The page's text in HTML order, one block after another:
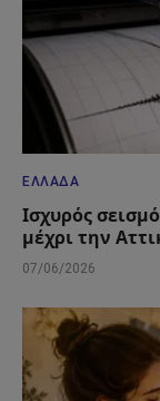
ΕΛΛΆΔΑ
Ισχυρός
μέχρι την
07/06/2026